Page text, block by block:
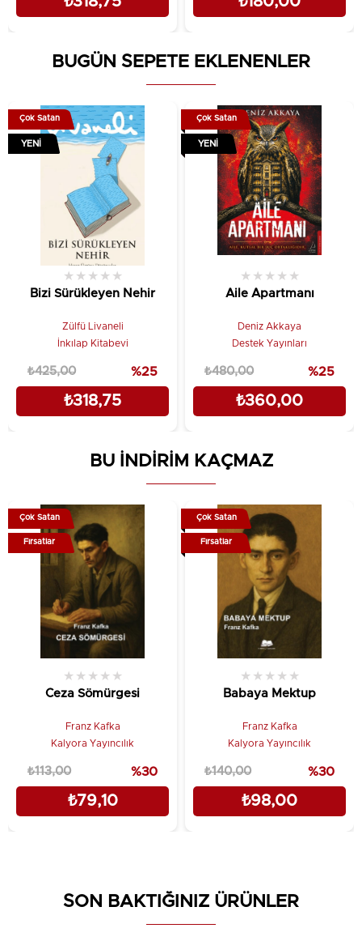
BUGÜN SEPETE EKLENENLER
Bizi Sürükleyen Nehir
★ ★ ★ ★ ★
Zülfü Livaneli
İnkılap Kitabevi
₺318,75
₺425,00 %25
Çok Satan
YENI
Aile Apartmanı
★ ★ ★ ★ ★
Deniz Akkaya
Destek Yayınları
₺360,00
₺480,00 %25
Çok Satan
YENI
BU İNDİRİM KAÇMAZ
Ceza Sömürgesi
★ ★ ★ ★ ★
Franz Kafka
Kalyora Yayıncılık
₺79,10
₺113,00 %30
Çok Satan
Fırsatlar
Babaya Mektup
★ ★ ★ ★ ★
Franz Kafka
Kalyora Yayıncılık
₺98,00
₺140,00 %30
Çok Satan
Fırsatlar
SON BAKTIĞINIZ ÜRÜNLER